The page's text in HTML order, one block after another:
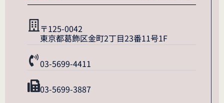
〒125-0042
東京都葛飾区金町2丁目23番11号1F
03-5699-4411
03-5699-3887